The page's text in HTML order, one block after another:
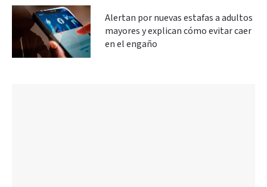
Alertan por nuevas estafas a adultos
mayores y explican cómo evitar caer
en el engaño